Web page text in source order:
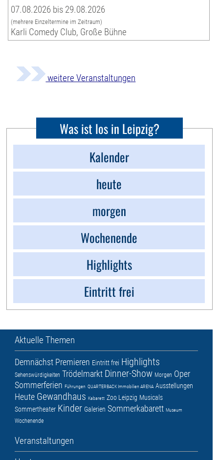
07.08.2026 bis 29.08.2026
(mehrere Einzeltermine im Zeitraum)
Karli Comedy Club, Große Bühne
weitere Veranstaltungen
Was ist los in Leipzig?
Kalender
heute
morgen
Wochenende
Highlights
Eintritt frei
Aktuelle Themen
Demnächst Premieren Eintritt frei Highlights
Sehenswürdigkeiten Trödelmarkt Dinner-Show Morgen Oper
Sommerferien Führungen QUARTERBACK Immobilien ARENA Ausstellungen
Heute Gewandhaus Kabarett Zoo Leipzig Musicals
Sommertheater Kinder Galerien Sommerkabarett Museum
Wochenende
Veranstaltungen